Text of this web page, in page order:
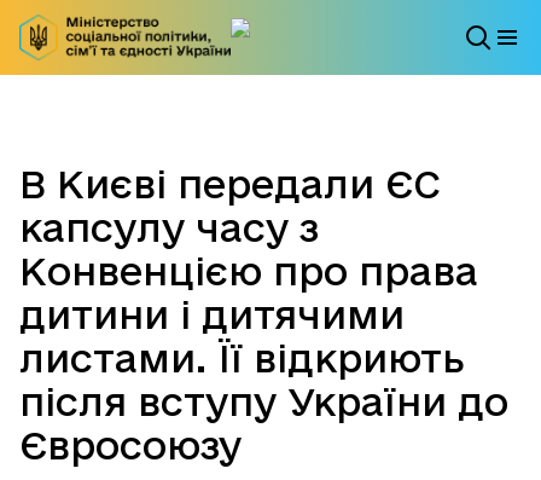
В Києві передали ЄС
капсулу часу з
Конвенцією про права
дитини і дитячими
листами. Її відкриють
після вступу України до
Євросоюзу